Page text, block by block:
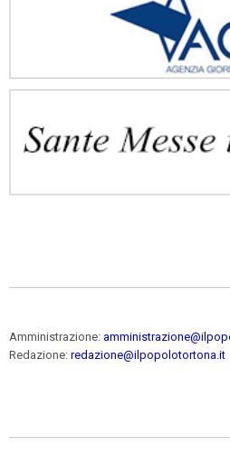
Amministrazione:
Redazione: redazione@ilpopolotortona.it